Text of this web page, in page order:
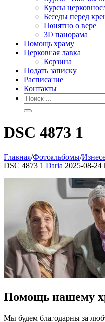
Курсы
Беседы перед
Понятно о вере
3D панорама
Помощь храму
Церковная лавка
Корзина
Подать записку
Расписание
Контакты
DSC 4873 1
Главная/Фотоальбомы/
DSC 4873 1 Daria 2025-08-
Помощь нашему
Мы будем благодарны за